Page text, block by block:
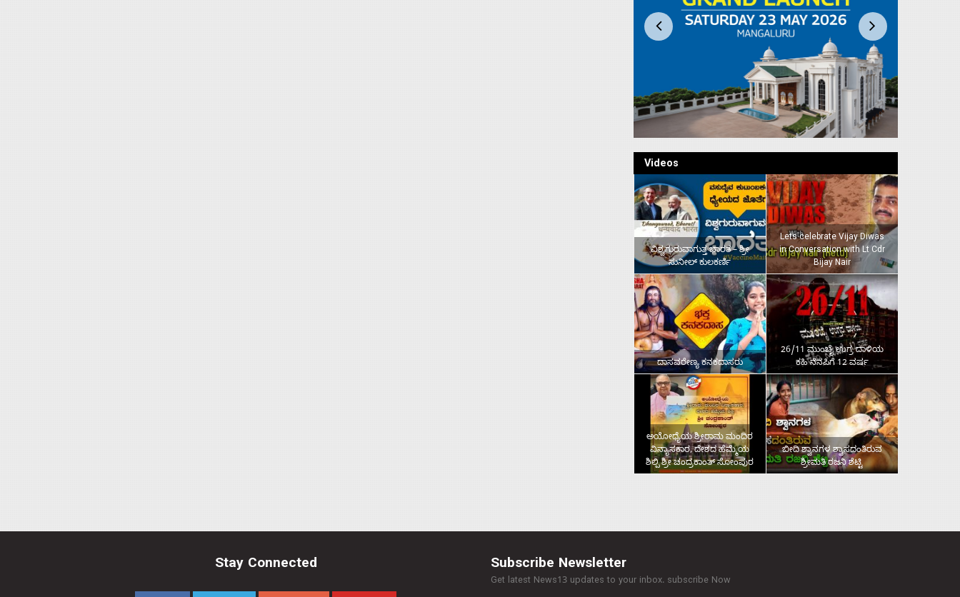
Videos
ವಿಶ್ವಗುರುವಾಗುತ್ತ ಭಾರತ – ಶ್ರೀ
ಸುನೀಲ್‌ ಕುಲಕರ್ಣಿ
Lets celebrate Vijay Diwas
in Conversation with Lt Cdr
Bijay Nair
ದಾಸವರೇಣ್ಯ ಕನಕದಾಸರು
26/11 ಮುಂಬೈ ಉಗ್ರ ದಾಳಿಯ
ಕಹಿ ನೆನಪಿಗೆ 12 ವರ್ಷ
ಅಯೋಧ್ಯೆಯ ಶ್ರೀರಾಮ ಮಂದಿರ
ವಿನ್ಯಾಸಕಾರ, ದೇಶದ ಹೆಮ್ಮೆಯ
ಶಿಲ್ಪಿ ಶ್ರೀ ಚಂದ್ರಕಾಂತ್‌ ಸೋಂಪುರ
ಬೀದಿ ಶ್ವಾನಗಳ ಶ್ವಾಸದಂತಿರುವ
ಶ್ರೀಮತಿ ರಜನಿ ಶೆಟ್ಟಿ
Stay Connected Subscribe Newsletter
Get latest News13 updates to your inbox. subscribe Now